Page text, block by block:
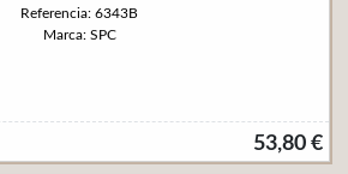
Referencia: 6343B
Marca: SPC
53,80 €